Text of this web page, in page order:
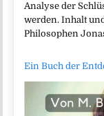
Analyse der
werden. Inhalt
Philosophen
Ein Buch der